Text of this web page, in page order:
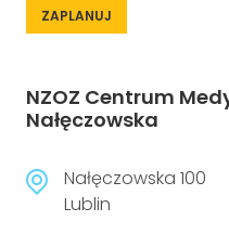
ZAPLANUJ
NZOZ Centrum
Nałęczowska
Nałęczowska 100
Lublin